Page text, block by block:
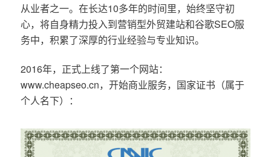
从业者之一。在长达10多年的时间里，始终坚守初
心，将自身精力投入到营销型外贸建站和谷歌SEO服
务中，积累了深厚的行业经验与专业知识。
2016年，正式上线了第一个网站：
www.cheapseo.cn，开始商业服务，国家证书（属于
个人名下）：